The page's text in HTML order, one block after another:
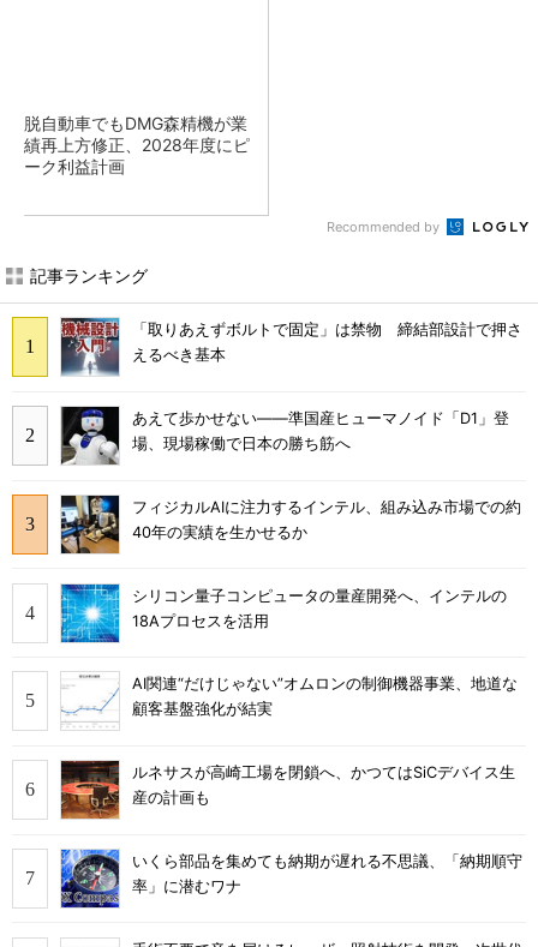
脱自動車でもDMG森精機が業
績再上方修正、2028年度にピ
ーク利益計画
Recommended by
記事ランキング
「取りあえずボルトで固定」は禁物 締結部設計で押さ
えるべき基本
あえて歩かせない――準国産ヒューマノイド「D1」登
場、現場稼働で日本の勝ち筋へ
フィジカルAIに注力するインテル、組み込み市場での約
40年の実績を生かせるか
シリコン量子コンピュータの量産開発へ、インテルの
18Aプロセスを活用
AI関連“だけじゃない”オムロンの制御機器事業、地道な
顧客基盤強化が結実
ルネサスが高崎工場を閉鎖へ、かつてはSiCデバイス生
産の計画も
いくら部品を集めても納期が遅れる不思議、「納期順守
率」に潜むワナ